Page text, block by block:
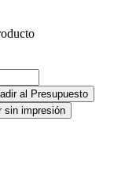
al Presupuesto
sin impresión